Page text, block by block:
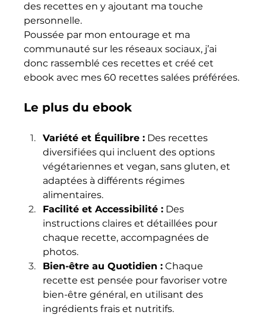
des recettes en y ajoutant ma touche
personnelle.
Poussée par mon entourage et ma
communauté sur les réseaux sociaux, j’ai
donc rassemblé ces recettes et créé cet
ebook avec mes 60 recettes salées préférées.
Le plus du ebook
Variété et Équilibre : Des recettes
diversifiées qui incluent des options
végétariennes et vegan, sans gluten, et
adaptées à différents régimes
alimentaires.
Facilité et Accessibilité : Des
instructions claires et détaillées pour
chaque recette, accompagnées de
photos.
Bien-être au Quotidien : Chaque
recette est pensée pour favoriser votre
bien-être général, en utilisant des
ingrédients frais et nutritifs.